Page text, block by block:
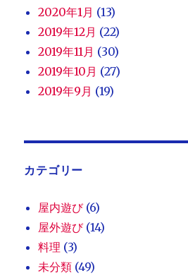
2020年1月 (13)
2019年12月 (22)
2019年11月 (30)
2019年10月 (27)
2019年9月 (19)
カテゴリー
屋内遊び(6)
屋外遊び(14)
料理 (3)
未分類 (49)